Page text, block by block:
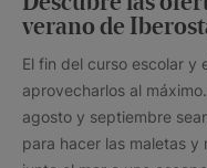
verano de
El fin del curso escolar y
aprovecharlos al
agosto y septiembre
para hacer las maletas y